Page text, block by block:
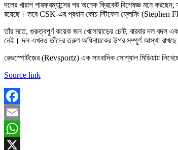
দলের খারাপ পারফরম্যান্সের পর অনেক ক্রিকেট বিশেষজ্ঞ মনে
রয়েছে। তবে CSK-এর প্রধান কোচ স্টিফেন ফ্লেমিং (Stephen
তাঁর মতে, গুরুত্বপূর্ণ কয়েক জন খেলোয়াড়ের চোট, বারবার দল বদল
নেই। দল এখনও তাঁদের তরুণ অধিনায়কের উপর সম্পূর্ণ আস্থা
রেভস্পোর্টজ়ের (Revsportz) এক সাংবাদিক সোশ্যাল মিডিয়ায়
Source link
Facebook
Email
WhatsApp